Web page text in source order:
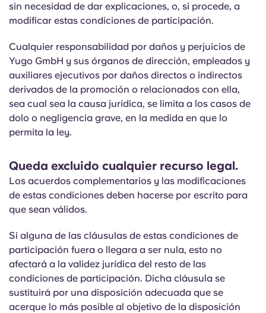
sin necesidad de dar explicaciones, o, si procede, a
modificar estas condiciones de participación.
Cualquier responsabilidad por daños y perjuicios de
Yugo GmbH y sus órganos de dirección, empleados y
auxiliares ejecutivos por daños directos o indirectos
derivados de la promoción o relacionados con ella,
sea cual sea la causa jurídica, se limita a los casos de
dolo o negligencia grave, en la medida en que lo
permita la ley.
Queda excluido cualquier recurso legal.
Los acuerdos complementarios y las modificaciones
de estas condiciones deben hacerse por escrito para
que sean válidos.
Si alguna de las cláusulas de estas condiciones de
participación fuera o llegara a ser nula, esto no
afectará a la validez jurídica del resto de las
condiciones de participación. Dicha cláusula se
sustituirá por una disposición adecuada que se
acerque lo más posible al objetivo de la disposición